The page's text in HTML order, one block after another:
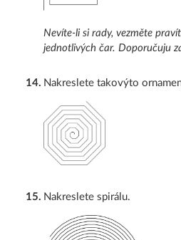
Nevíte-li si rady, vezměte
jednotlivých čar. Doporučuju
14. Nakreslete takovýto
15. Nakreslete spirálu.